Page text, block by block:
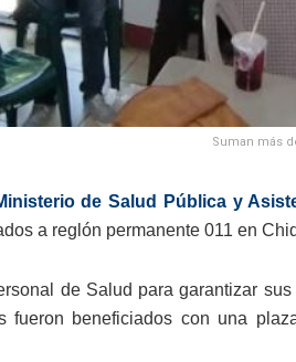
Suman más
de Salud Pública y
a reglón permanente 011 en
de Salud para garantizar
fueron beneficiados con una